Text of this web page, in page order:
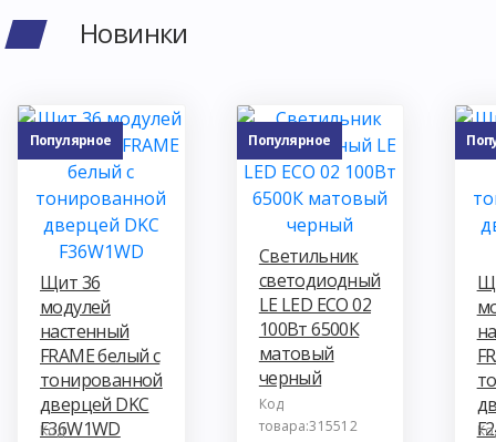
Новинки
Популярное
Щит 36
модулей
настенный
FRAME белый с
тонированной
дверцей DKC
F36W1WD
Код
Популярное
Светильник
светодиодный
LE LED ECO 02
100Вт 6500К
матовый
черный
Код
товара:315512